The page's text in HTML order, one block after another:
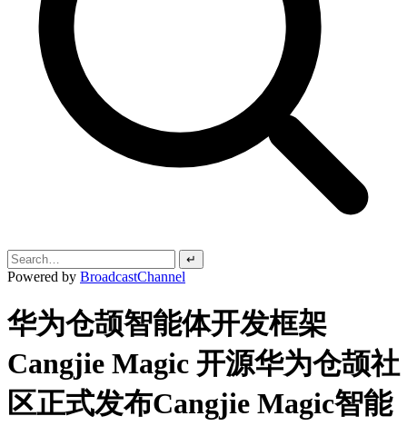
↵
Powered by BroadcastChannel
华为仓颉智能体开发框架
Cangjie Magic 开源华为仓颉社
区正式发布Cangjie Magic智能